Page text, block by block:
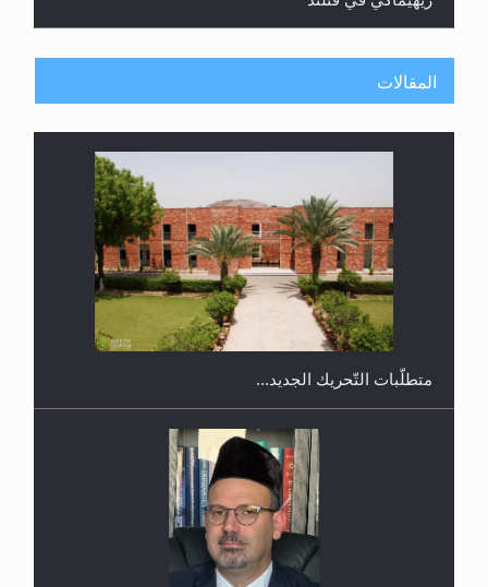
ندوة حول نظام الوصية في الجماعة الأحمدية في
اليوم الوطني الرياضي لمجلس أنصار الله في هولندا
المقالات
متطلَّبات التّحريك الجديد...
رأيٌ في لغة المسيح الموعود عليه السلام.. 4...